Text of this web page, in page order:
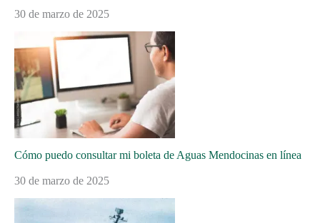
30 de marzo de 2025
Cómo puedo consultar mi boleta de Aguas Mendocinas en línea
30 de marzo de 2025